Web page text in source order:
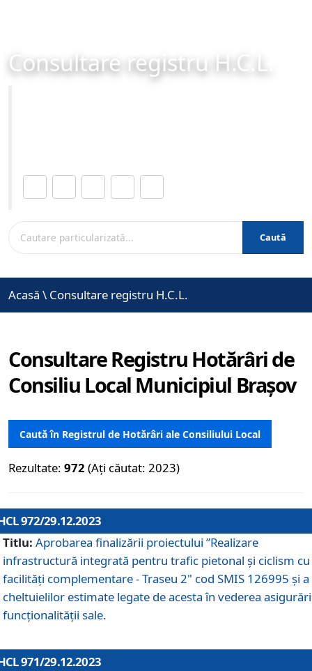
Consultare registru H.C.L.
Caută
Acasă \ Consultare registru H.C.L.
Consultare Registru Hotărâri de
Consiliu Local Municipiul Brașov
Caută în Registrul de Hotărâri ale Consiliului Local
Rezultate: 972 (Ați căutat: 2023)
972/29.12.2023
Titlu: Aprobarea finalizării proiectului ”Realizare
infrastructură integrată pentru trafic pietonal și ciclism cu
facilități complementare - Traseu 2" cod SMIS 126995 și a
cheltuielilor estimate legate de acesta în vederea
funcționalității sale.
971/29.12.2023